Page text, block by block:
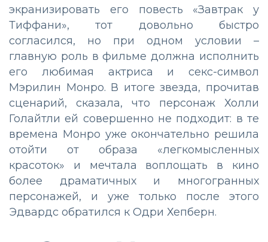
экранизировать его повесть «Завтрак у
Тиффани», тот довольно быстро
согласился, но при одном условии –
главную роль в фильме должна исполнить
его любимая актриса и секс-символ
Мэрилин Монро. В итоге звезда, прочитав
сценарий, сказала, что персонаж Холли
Голайтли ей совершенно не подходит: в те
времена Монро уже окончательно решила
отойти от образа «легкомысленных
красоток» и мечтала воплощать в кино
более драматичных и многогранных
персонажей, и уже только после этого
Эдвардс обратился к Одри Хепберн.